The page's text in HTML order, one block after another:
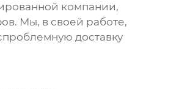
компании,
Мы, в своей работе,
доставку